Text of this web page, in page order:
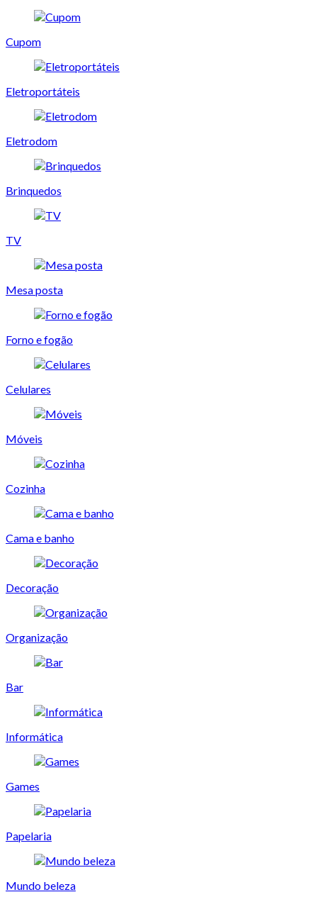
Cupom
Eletroportáteis
Eletrodom
Brinquedos
TV
Mesa posta
Forno e fogão
Celulares
Móveis
Cozinha
Cama e banho
Decoração
Organização
Bar
Informática
Games
Papelaria
Mundo beleza